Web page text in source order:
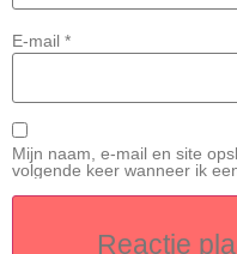
E-mail *
Mijn naam, e-mail en site
volgende keer wanneer ik